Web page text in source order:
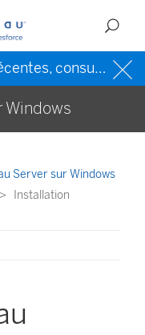
Pour les informations les plus récentes, consultez l’
Windows
Server sur Windows
Installation